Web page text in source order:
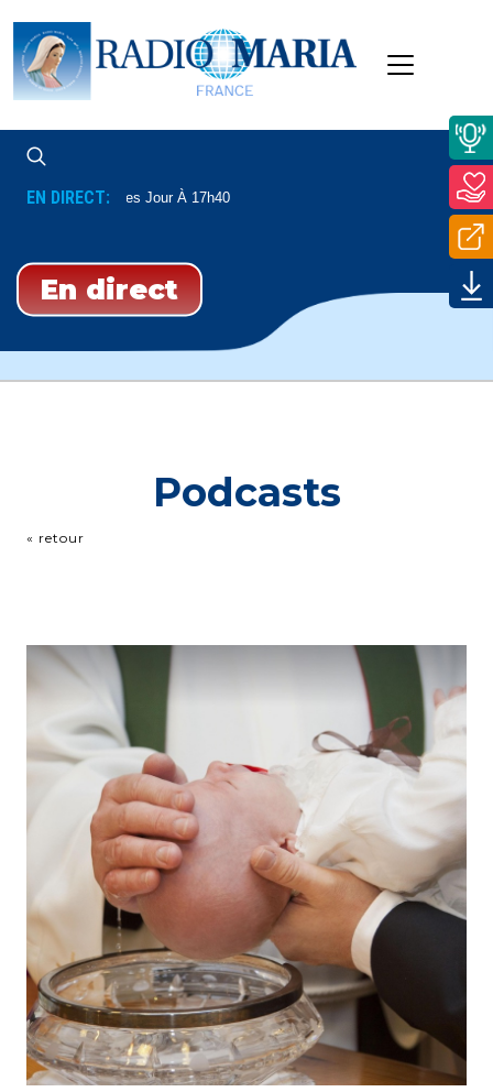
EN DIRECT:
En Direct Tous Les Jour À 17h40
En direct
Podcasts
« retour